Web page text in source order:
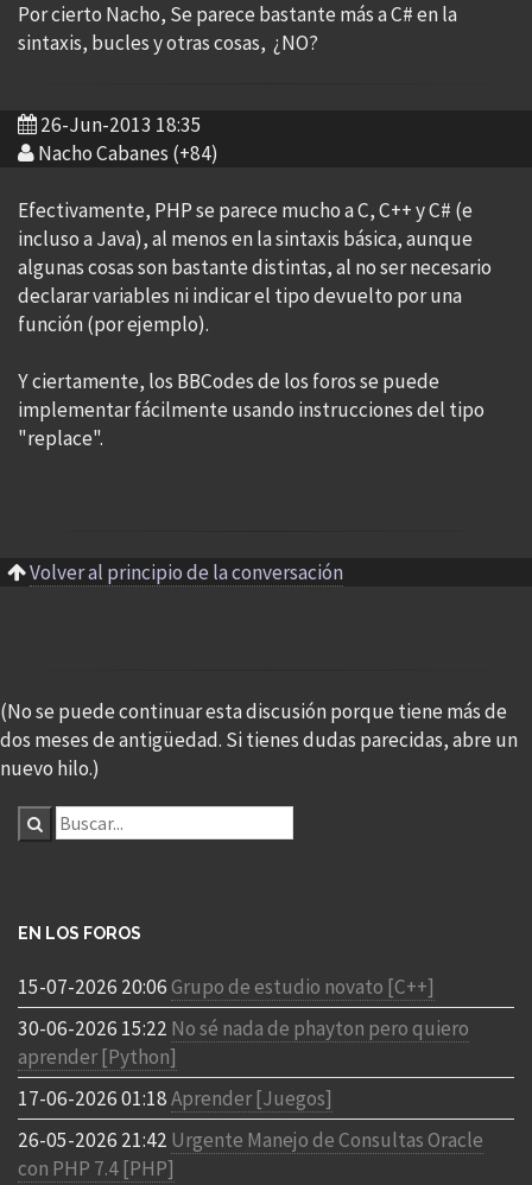
Por cierto Nacho, Se parece bastante más a C# en la
sintaxis, bucles y otras cosas, ¿NO?
26-Jun-2013 18:35
Nacho Cabanes (+84)
Efectivamente, PHP se parece mucho a C, C++ y C# (e
incluso a Java), al menos en la sintaxis básica, aunque
algunas cosas son bastante distintas, al no ser necesario
declarar variables ni indicar el tipo devuelto por una
función (por ejemplo).
Y ciertamente, los BBCodes de los foros se puede
implementar fácilmente usando instrucciones del tipo
"replace".
Volver al principio de la conversación
(No se puede continuar esta discusión porque tiene más de
dos meses de antigüedad. Si tienes dudas parecidas, abre un
nuevo hilo.)
EN LOS FOROS
15-07-2026 20:06Grupo de estudio novato [C++]
30-06-2026 15:22 No sé nada de phayton pero quiero
aprender [Python]
17-06-2026 01:18Aprender [Juegos]
26-05-2026 21:42 Urgente Manejo de Consultas Oracle
con PHP 7.4 [PHP]